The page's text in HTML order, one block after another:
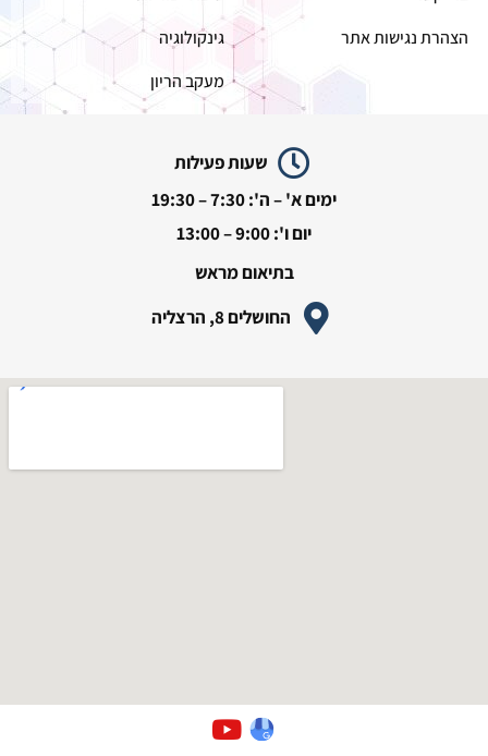
הצהרת נגישות אתר
גינקולוגיה
מעקב הריון
שעות פעילות
ימים א' – ה': 7:30 – 19:30
יום ו': 9:00 – 13:00
בתיאום מראש
החושלים 8, הרצליה